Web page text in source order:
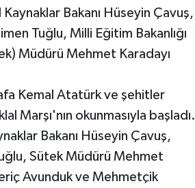
Bakanı Hüseyin Çavuş,
Tuğlu, Milli Eğitim Bakanlığı
Müdürü Mehmet Karadayı
Kemal Atatürk ve şehitler
Marşı'nın okunmasıyla başladı.
Bakanı Hüseyin Çavuş,
Sütek Müdürü Mehmet
Avunduk ve Mehmetçik